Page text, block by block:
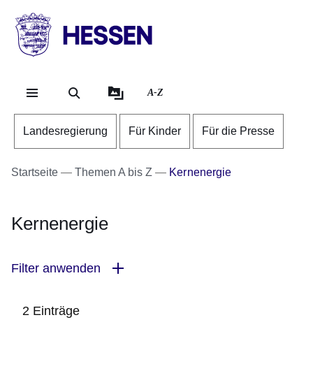
HESSEN
Landesregierung
A-Z
Landesregierung Für Kinder Für die Presse
Startseite Themen A bis Z Kernenergie
Kernenergie
Filter anwenden
2 Einträge